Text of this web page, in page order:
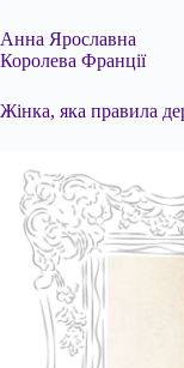
Анна Ярославна
Королева Франції
Жінка, яка правила